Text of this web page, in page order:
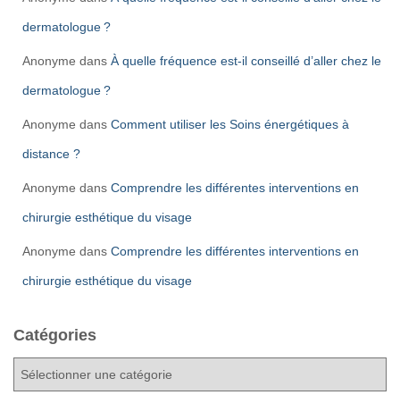
dermatologue ?
Anonyme dans À quelle fréquence est-il conseillé d’aller chez le
dermatologue ?
Anonyme dans Comment utiliser les Soins énergétiques à
distance ?
Anonyme dans Comprendre les différentes interventions en
chirurgie esthétique du visage
Anonyme dans Comprendre les différentes interventions en
chirurgie esthétique du visage
Catégories